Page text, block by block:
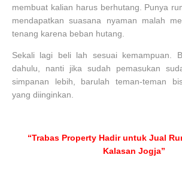
membuat kalian harus berhutang. Punya
mendapatkan suasana nyaman malah
tenang karena beban hutang.
Sekali lagi beli lah sesuai kemampuan.
dahulu, nanti jika sudah pemasukan
simpanan lebih, barulah teman-teman
yang diinginkan.
“Trabas Property Hadir untuk Jual
Kalasan Jogja”